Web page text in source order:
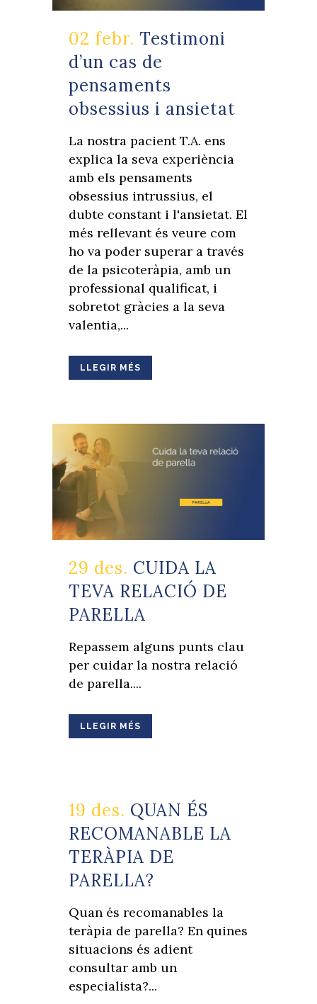
02 febr. Testimoni
d’un cas de
pensaments
obsessius i ansietat
La nostra pacient T.A. ens
explica la seva experiència
amb els pensaments
obsessius intrussius, el
dubte constant i l'ansietat. El
més rellevant és veure com
ho va poder superar a través
de la psicoteràpia, amb un
professional qualificat, i
sobretot gràcies a la seva
valentia,...
LLEGIR MÉS
29 des. CUIDA LA
TEVA RELACIÓ DE
PARELLA
Repassem alguns punts clau
per cuidar la nostra relació
de parella....
LLEGIR MÉS
19 des. QUAN ÉS
RECOMANABLE LA
TERÀPIA DE
PARELLA?
Quan és recomanables la
teràpia de parella? En quines
situacions és adient
consultar amb un
especialista?...